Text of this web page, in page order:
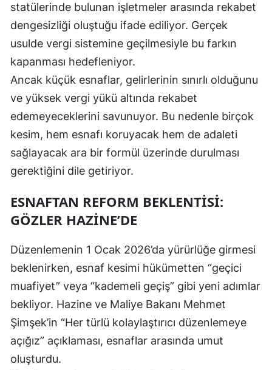
statülerinde bulunan işletmeler arasında rekabet
dengesizliği oluştuğu ifade ediliyor. Gerçek
usulde vergi sistemine geçilmesiyle bu farkın
kapanması hedefleniyor.
Ancak küçük esnaflar, gelirlerinin sınırlı olduğunu
ve yüksek vergi yükü altında rekabet
edemeyeceklerini savunuyor. Bu nedenle birçok
kesim, hem esnafı koruyacak hem de adaleti
sağlayacak ara bir formül üzerinde durulması
gerektiğini dile getiriyor.
ESNAFTAN REFORM BEKLENTISI:
GÖZLER HAZINE’DE
Düzenlemenin 1 Ocak 2026’da yürürlüğe girmesi
beklenirken, esnaf kesimi hükümetten “geçici
muafiyet” veya “kademeli geçiş” gibi yeni adımlar
bekliyor. Hazine ve Maliye Bakanı Mehmet
Şimşek’in “Her türlü kolaylaştırıcı düzenlemeye
açığız” açıklaması, esnaflar arasında umut
oluşturdu.